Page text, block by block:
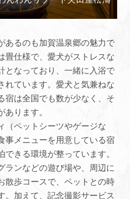
あるのも加賀温泉郷の魅力で
畳仕様で、愛犬がストレスな
となっており、一緒に入浴で
れています。愛犬と気兼ねな
宿は全国でも数が少なく、そ
あります。
（ペットシーツやゲージな
事メニューを用意している宿
できる環境が整っています。
ランなどの遊び場や、周辺に
散歩コースで、ペットとの時
。加えて、記念撮影サービス